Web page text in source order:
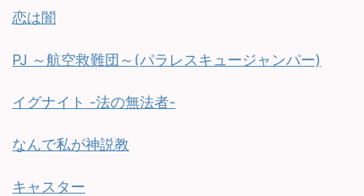
恋は闇
PJ ～航空救難団～(パラレスキュージャンパー)
イグナイト -法の無法者-
なんで私が神説教
キャスター